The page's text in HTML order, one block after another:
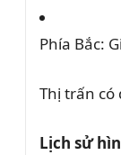
Phía Bắc:
Thị trấn có
Lịch sử